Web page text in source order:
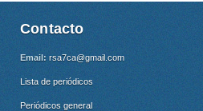
Contacto
Email: rsa7ca@gmail.com
Lista de periódicos
Periódicos general